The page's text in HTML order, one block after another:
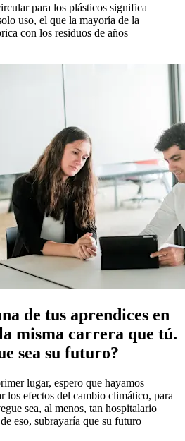
para los plásticos significa
uso, el que la mayoría de la
con los residuos de años
de tus aprendices en
misma carrera que tú.
sea su futuro?
lugar, espero que hayamos
los efectos del cambio climático, para
sea, al menos, tan hospitalario
eso, subrayaría que su futuro